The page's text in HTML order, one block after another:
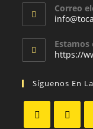
Correo
Estamos
https://
Síguenos En